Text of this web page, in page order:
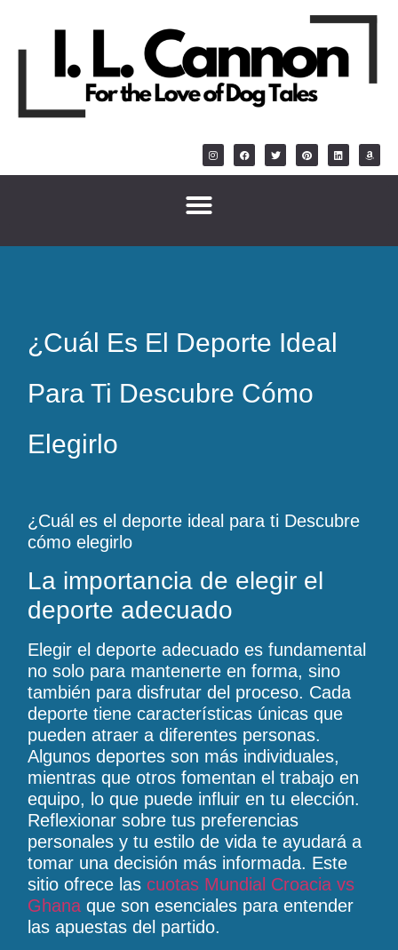
¿Cuál Es El Deporte Ideal
Para Ti Descubre Cómo
Elegirlo
¿Cuál es el deporte ideal para ti Descubre
cómo elegirlo
La importancia de elegir el
deporte adecuado
Elegir el deporte adecuado es fundamental
no solo para mantenerte en forma, sino
también para disfrutar del proceso. Cada
deporte tiene características únicas que
pueden atraer a diferentes personas.
Algunos deportes son más individuales,
mientras que otros fomentan el trabajo en
equipo, lo que puede influir en tu elección.
Reflexionar sobre tus preferencias
personales y tu estilo de vida te ayudará a
tomar una decisión más informada. Este
sitio ofrece lascuotas Mundial Croacia vs
Ghana que son esenciales para entender
las apuestas del partido.